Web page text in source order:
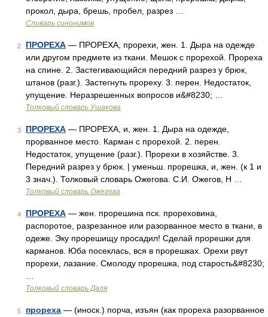
прокол, дыра, брешь, пробел, разрез …
Словарь синонимов
2 ПРОРЕХА — ПРОРЕХА, прорехи, жен. 1. Дыра на одежде
или другом предмете из ткани. Мешок с прорехой. Прореха
на спине. 2. Застегивающийся передний разрез у брюк,
штанов (разг.). Застегнуть прореху. 3. перен. Недостаток,
упущение. Неразрешенных вопросов и&#8230; …
Толковый словарь Ушакова
3 ПРОРЕХА — ПРОРЕХА, и, жен. 1. Дыра на одежде,
прорванное место. Карман с прорехой. 2. перен.
Недостаток, упущение (разг.). Прорехи в хозяйстве. 3.
Передний разрез у брюк. | уменьш. прорешка, и, жен. (к 1 и
3 знач.). Толковый словарь Ожегова. С.И. Ожегов, Н …
Толковый словарь Ожегова
4 ПРОРЕХА — жен. прорешина пск. прореховина,
распоротое, разрезанное или разорванное место в ткани, в
одеже. Эку прорешищу просадил! Сделай прорешки для
карманов. Юба посеклась, вся в прорешках. Орехи рвут
прорехи, лазание. Смолоду прорешка, под старость&#8230;
Толковый словарь Даля
5 прореха — (иноск.) порча, изъян (как прореха разорванное